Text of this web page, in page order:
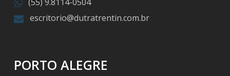
(55) 9.8114-0504
escritorio@dutratrentin.com.br
PORTO ALEGRE